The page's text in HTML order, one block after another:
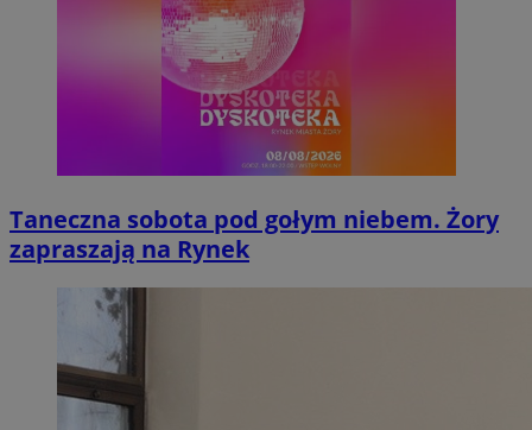
Taneczna sobota pod gołym niebem. Żory
zapraszają na Rynek